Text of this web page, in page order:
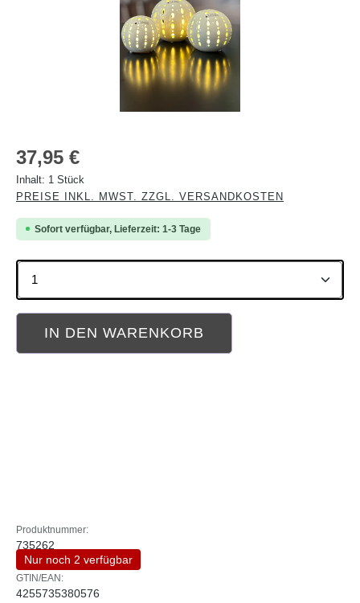
Regulärer Preis:
37,95 €
Inhalt: 1 Stück
PREISE INKL. MWST. ZZGL. VERSANDKOSTEN
Sofort verfügbar, Lieferzeit: 1-3 Tage
Produkt Anzahl: Gib den gewünschten Wert ein
IN DEN WARENKORB
Produktnummer:
735262
Nur noch 2 verfügbar
GTIN/EAN:
4255735380576